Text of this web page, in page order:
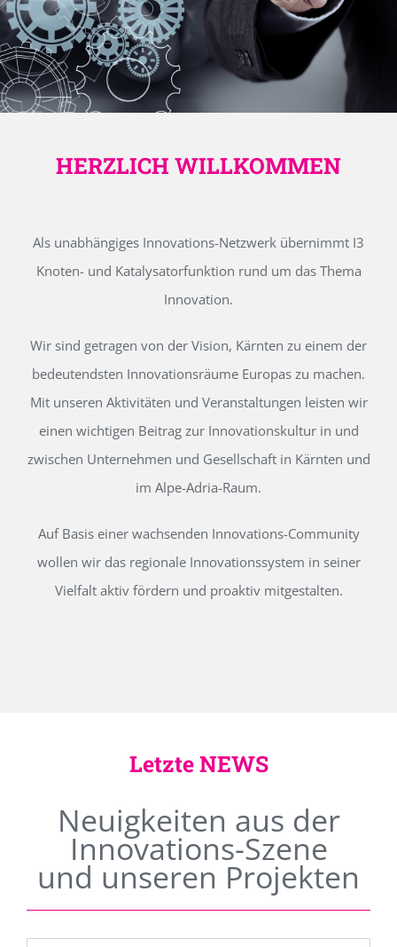
HERZLICH WILLKOMMEN
Als unabhängiges Innovations-Netzwerk übernimmt I3
Knoten- und Katalysatorfunktion rund um das Thema
Innovation.
Wir sind getragen von der Vision, Kärnten zu einem der
bedeutendsten Innovationsräume Europas zu machen.
Mit unseren Aktivitäten und Veranstaltungen leisten wir
einen wichtigen Beitrag zur Innovationskultur in und
zwischen Unternehmen und Gesellschaft in Kärnten und
im Alpe-Adria-Raum.
Auf Basis einer wachsenden Innovations-Community
wollen wir das regionale Innovationssystem in seiner
Vielfalt aktiv fördern und proaktiv mitgestalten.
Letzte NEWS
Neuigkeiten aus der
Innovations-Szene
und unseren Projekten